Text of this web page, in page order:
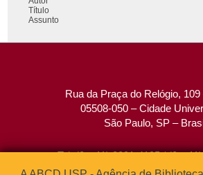
Título
Assunto
Rua da Praça do Relógio,
05508-050 – Cidade
São Paulo, SP –
Tel: (0xx11) 3091-4195 /
Fax: (0xx11) 3091-